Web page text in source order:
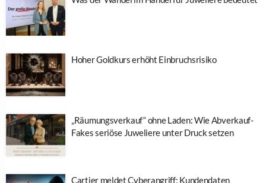
Hoher Goldkurs erhöht Einbruchsrisiko
„Räumungsverkauf“ ohne Laden: Wie Abverkauf-
Fakes seriöse Juweliere unter Druck setzen
Cartier meldet Cyberangriff: Kundendaten